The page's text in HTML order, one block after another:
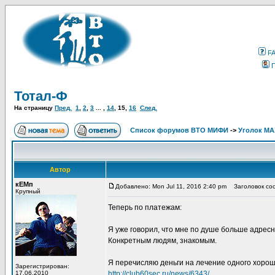
Тотал-Ф
На страницу Пред. 1 2 3 14 15 16 След.
Список форумов ВТО МИФИ -> Уголок
Автор
кЕМп
Крупный
Зарегистрирован:
17.06.2010
Добавлено: Mon Jul 11, 2016 2:40 pm Заголовок
Теперь по платежам:
Я уже говорил, что мне по душе больше
Конкретным людям, знакомым.
Я перечисляю деньги на лечение одного